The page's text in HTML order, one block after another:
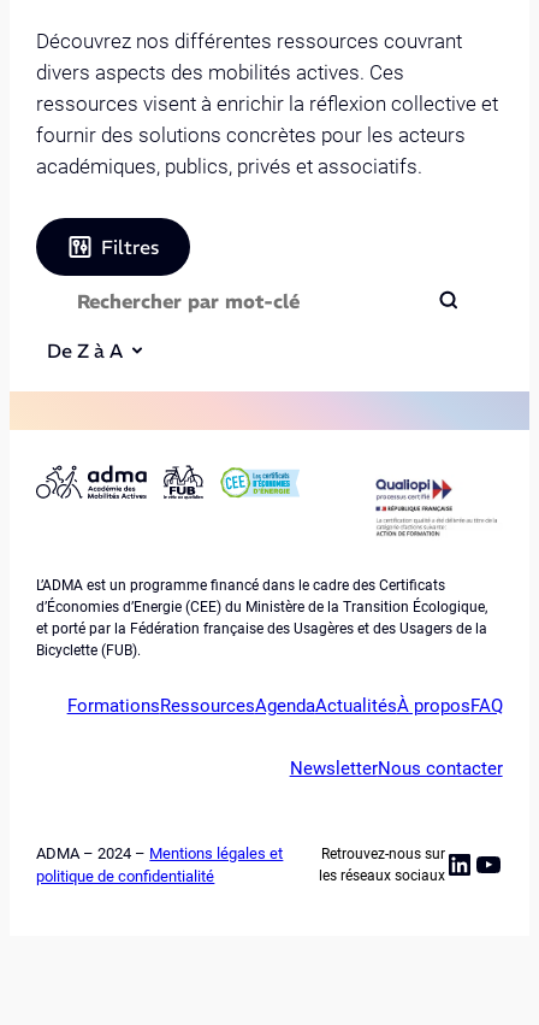
Découvrez nos différentes ressources couvrant
divers aspects des mobilités actives. Ces
ressources visent à enrichir la réflexion collective et
fournir des solutions concrètes pour les acteurs
académiques, publics, privés et associatifs.
Filtres
De Z à A
L’ADMA est un programme financé dans le cadre des Certificats
d’Économies d’Energie (CEE) du Ministère de la Transition Écologique,
et porté par la Fédération française des Usagères et des Usagers de la
Bicyclette (FUB).
FormationsRessourcesAgendaActualitésÀ proposFAQ
NewsletterNous contacter
ADMA – 2024 – Mentions légales et
politique de confidentialité
Retrouvez-nous sur
les réseaux sociaux